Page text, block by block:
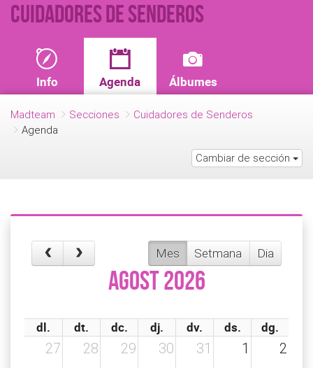
QUIEN SOMOS
HAZTE SOCIO
Cuidadores de Senderos
Info Agenda Álbumes
Madteam Secciones
Cuidadores de Senderos
Agenda
Cambiar de sección
Mes Setmana Dia
agost 2026
dl. dt. dc. dj. dv. ds. dg.
27 28 29 30 31 1 2